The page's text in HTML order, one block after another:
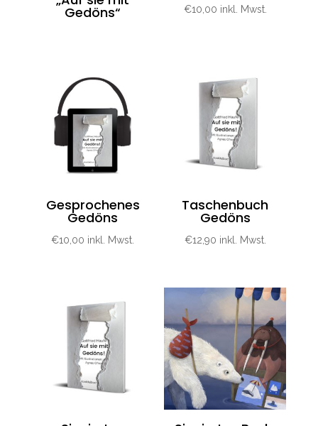
Gedöns“ €10,00 inkl. Mwst.
Gesprochenes
Gedöns
€10,00 inkl. Mwst.
Taschenbuch
Gedöns
€12,90 inkl. Mwst.